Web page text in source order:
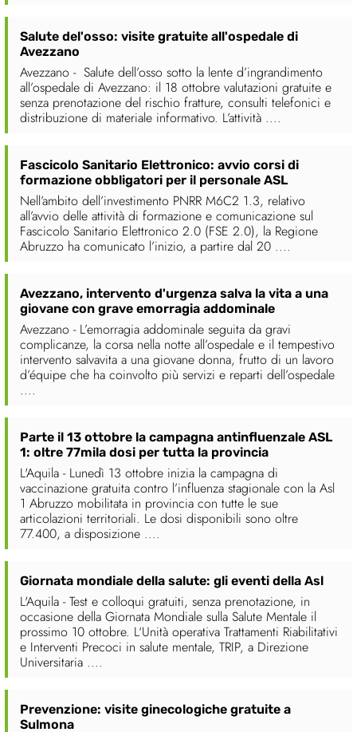
Salute del'osso: visite gratuite all'ospedale di
Avezzano
Avezzano - Salute dell’osso sotto la lente d’ingrandimento
all’ospedale di Avezzano: il 18 ottobre valutazioni gratuite e
senza prenotazione del rischio fratture, consulti telefonici e
distribuzione di materiale informativo. L’attività ....
Fascicolo Sanitario Elettronico: avvio corsi di
formazione obbligatori per il personale ASL
Nell’ambito dell’investimento PNRR M6C2 1.3, relativo
all’avvio delle attività di formazione e comunicazione sul
Fascicolo Sanitario Elettronico 2.0 (FSE 2.0), la Regione
Abruzzo ha comunicato l’inizio, a partire dal 20 ....
Avezzano, intervento d'urgenza salva la vita a una
giovane con grave emorragia addominale
Avezzano - L’emorragia addominale seguita da gravi
complicanze, la corsa nella notte all’ospedale e il tempestivo
intervento salvavita a una giovane donna, frutto di un lavoro
d’équipe che ha coinvolto più servizi e reparti dell’ospedale
....
Parte il 13 ottobre la campagna antinfluenzale ASL
1: oltre 77mila dosi per tutta la provincia
L'Aquila - Lunedì 13 ottobre inizia la campagna di
vaccinazione gratuita contro l’influenza stagionale con la Asl
1 Abruzzo mobilitata in provincia con tutte le sue
articolazioni territoriali. Le dosi disponibili sono oltre
77.400, a disposizione ....
Giornata mondiale della salute: gli eventi della Asl
L'Aquila - Test e colloqui gratuiti, senza prenotazione, in
occasione della Giornata Mondiale sulla Salute Mentale il
prossimo 10 ottobre. L‘Unità operativa Trattamenti Riabilitativi
e Interventi Precoci in salute mentale, TRIP, a Direzione
Universitaria ....
Prevenzione: visite ginecologiche gratuite a
Sulmona